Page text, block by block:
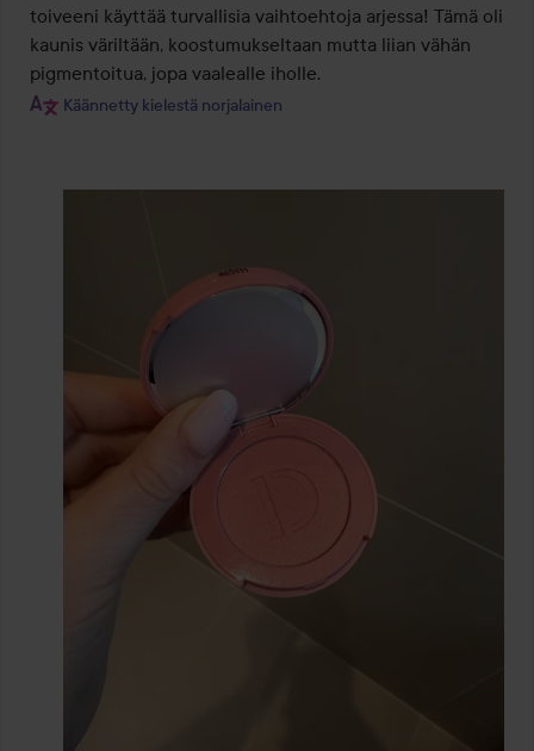
toiveeni käyttää turvallisia vaihtoehtoja arjessa! Tämä oli
kaunis väriltään, koostumukseltaan mutta liian vähän
pigmentoitua, jopa vaalealle iholle.
Käännetty kielestä norjalainen